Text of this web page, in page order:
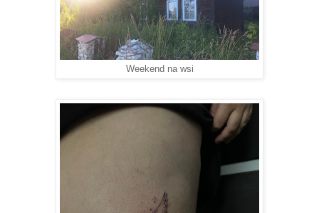
Weekend na wsi